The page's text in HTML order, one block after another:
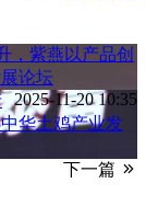
，紫燕以产品创
论坛
2025-11-20 10:35
华土鸡产业发
下一篇